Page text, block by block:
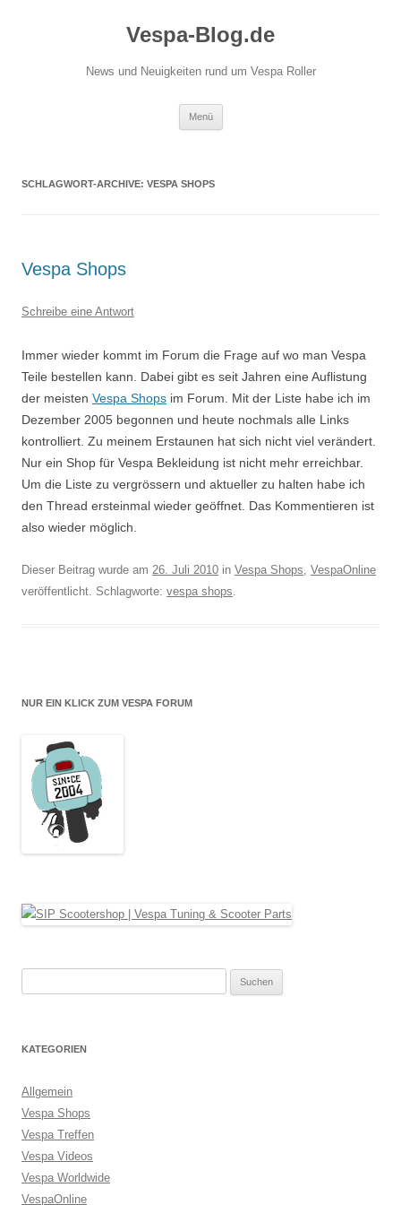
Vespa-Blog.de
News und Neuigkeiten rund um Vespa Roller
Menü
SCHLAGWORT-ARCHIVE: VESPA SHOPS
Vespa Shops
Schreibe eine Antwort
Immer wieder kommt im Forum die Frage auf wo man Vespa
Teile bestellen kann. Dabei gibt es seit Jahren eine Auflistung
der meisten Vespa Shops im Forum. Mit der Liste habe ich im
Dezember 2005 begonnen und heute nochmals alle Links
kontrolliert. Zu meinem Erstaunen hat sich nicht viel verändert.
Nur ein Shop für Vespa Bekleidung ist nicht mehr erreichbar.
Um die Liste zu vergrössern und aktueller zu halten habe ich
den Thread ersteinmal wieder geöffnet. Das Kommentieren ist
also wieder möglich.
Dieser Beitrag wurde am 26. Juli 2010 in Vespa Shops, VespaOnline
veröffentlicht. Schlagworte: vespa shops.
NUR EIN KLICK ZUM VESPA FORUM
KATEGORIEN
Allgemein
Vespa Shops
Vespa Treffen
Vespa Videos
Vespa Worldwide
VespaOnline